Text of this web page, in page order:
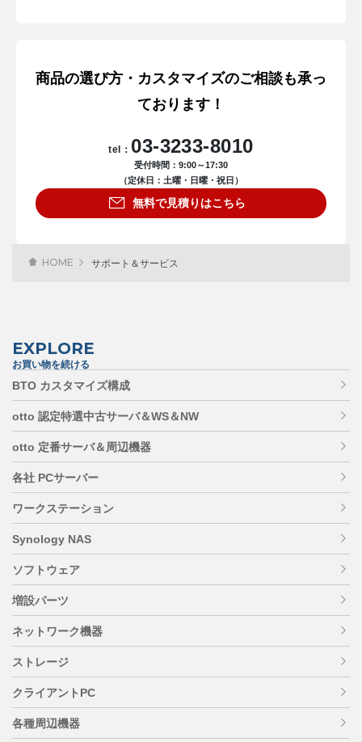
商品の選び方・カスタマイズのご相談も承っ
ております！
tel： 03-3233-8010
受付時間：9:00～17:30
（定休日：土曜・日曜・祝日）
無料で見積りはこちら
HOME サポート＆サービス
EXPLORE
お買い物を続ける
BTO カスタマイズ構成
otto 認定特選中古サーバ＆WS＆NW
otto 定番サーバ＆周辺機器
各社 PCサーバー
ワークステーション
Synology NAS
ソフトウェア
増設パーツ
ネットワーク機器
ストレージ
クライアントPC
各種周辺機器